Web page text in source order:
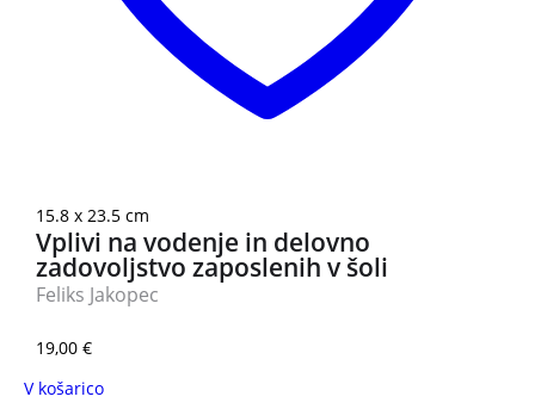
15.8 x 23.5 cm
Vplivi na vodenje in delovno
zadovoljstvo zaposlenih v šoli
Feliks Jakopec
19,00 €
V košarico